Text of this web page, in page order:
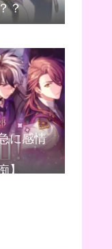
？
に感情
】